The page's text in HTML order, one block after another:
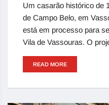
Um casarão histórico de
de Campo Belo, em
está em processo para
Vila de Vassouras. O
READ MORE